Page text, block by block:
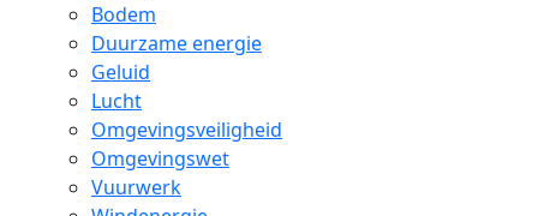
dropdown
menu
Bodem
Duurzame energie
Geluid
Lucht
Omgevingsveiligheid
Omgevingswet
Vuurwerk